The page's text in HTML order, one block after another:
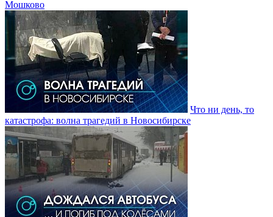
Мошково
Что ни день, то
катастрофа: волна трагедий в Новосибирске